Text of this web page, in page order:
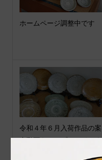
ホームページ調整中です
令和４年６月入荷作品の案
内動画をアップロードしま